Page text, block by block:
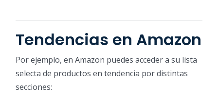
Tendencias en Amazon
Por ejemplo, en Amazon puedes acceder a su lista
selecta de productos en tendencia por distintas
secciones: